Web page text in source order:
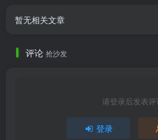
暂无相关文章
评论 抢沙发
请登录后发表评
登录